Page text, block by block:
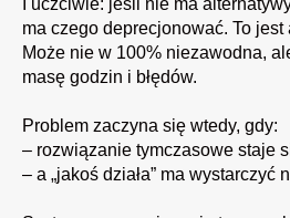
ma czego deprecjonować. To jest
Może nie w 100% niezawodna,
masę godzin i błędów.
Problem zaczyna się wtedy, gdy:
– rozwiązanie tymczasowe staje
– a „jakoś działa” ma wystarczyć